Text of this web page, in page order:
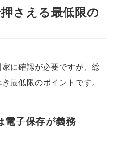
さえる最低限の
に確認が必要ですが、総
最低限のポイントです。
電子保存が義務